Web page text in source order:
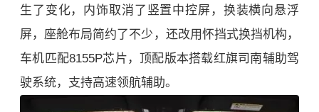
生了变化，内饰取消了竖置中控屏，换装横向悬浮
屏，座舱布局简约了不少，还改用怀挡式换挡机构，
车机匹配8155P芯片，顶配版本搭载红旗司南辅助驾
驶系统，支持高速领航辅助。